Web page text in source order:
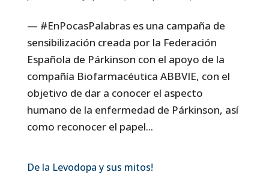
— #EnPocasPalabras es una campaña de
sensibilización creada por la Federación
Española de Párkinson con el apoyo de la
compañía Biofarmacéutica ABBVIE, con el
objetivo de dar a conocer el aspecto
humano de la enfermedad de Párkinson, así
como reconocer el papel...
De la Levodopa y sus mitos!